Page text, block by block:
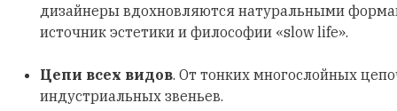
дизайнеры вдохновляются натуральными
источник эстетики и философии «slow life».
Цепи всех видов. От тонких многослойных
индустриальных звеньев.